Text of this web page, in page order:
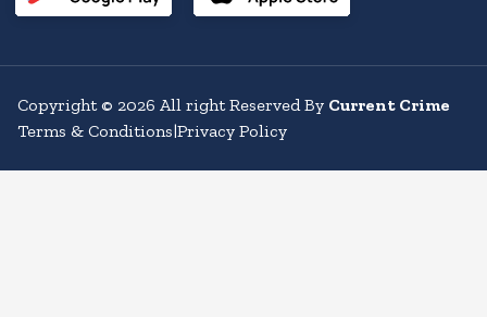
Copyright© 2026 All right Reserved By Current Crime
Terms & Conditions|Privacy Policy